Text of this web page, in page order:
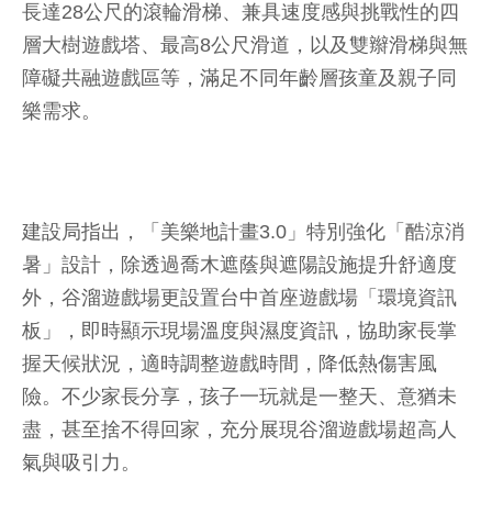
長達28公尺的滾輪滑梯、兼具速度感與挑戰性的四
層大樹遊戲塔、最高8公尺滑道，以及雙辮滑梯與無
障礙共融遊戲區等，滿足不同年齡層孩童及親子同
樂需求。
建設局指出，「美樂地計畫3.0」特別強化「酷涼消
暑」設計，除透過喬木遮蔭與遮陽設施提升舒適度
外，谷溜遊戲場更設置台中首座遊戲場「環境資訊
板」，即時顯示現場溫度與濕度資訊，協助家長掌
握天候狀況，適時調整遊戲時間，降低熱傷害風
險。不少家長分享，孩子一玩就是一整天、意猶未
盡，甚至捨不得回家，充分展現谷溜遊戲場超高人
氣與吸引力。